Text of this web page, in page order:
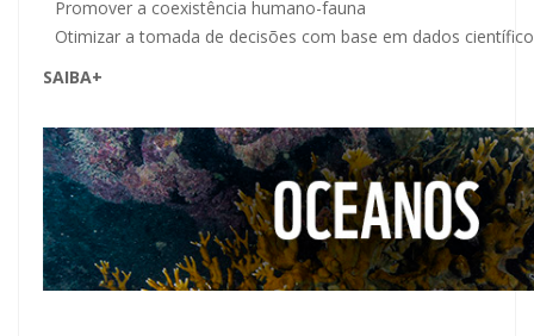
Promover a coexistência humano-fauna
Otimizar a tomada de decisões com base em dados
SAIBA+